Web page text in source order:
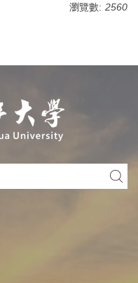
瀏覽數: 2560